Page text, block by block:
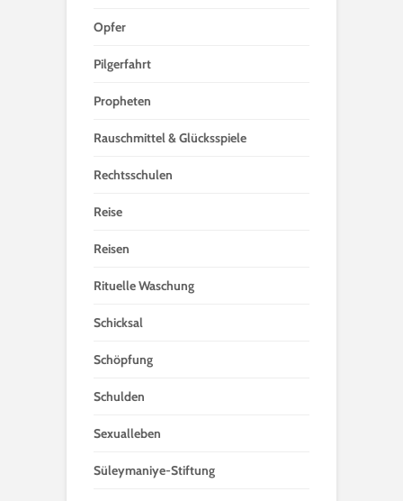
Opfer
Pilgerfahrt
Propheten
Rauschmittel & Glücksspiele
Rechtsschulen
Reise
Reisen
Rituelle Waschung
Schicksal
Schöpfung
Schulden
Sexualleben
Süleymaniye-Stiftung